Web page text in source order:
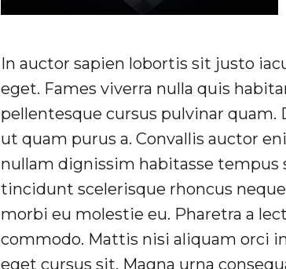
In auctor sapien lobortis sit justo
eget. Fames viverra nulla quis
pellentesque cursus pulvinar quam.
ut quam purus a. Convallis auctor
nullam dignissim habitasse tempus
tincidunt scelerisque rhoncus
morbi eu molestie eu. Pharetra a
commodo. Mattis nisi aliquam orci
eget cursus sit. Magna urna